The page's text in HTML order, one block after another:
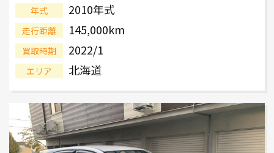
年式 2010年式
走行距離 145,000km
買取時期 2022/1
エリア 北海道